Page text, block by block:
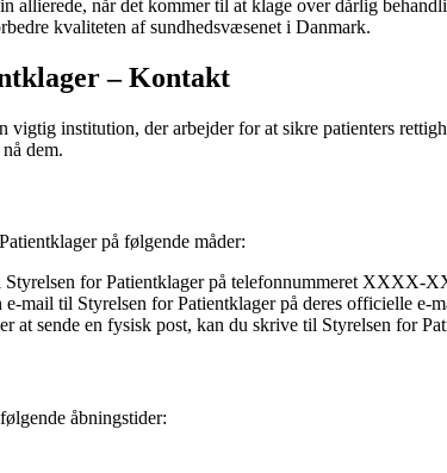
allierede, når det kommer til at klage over dårlig
kvaliteten af sundhedsvæsenet i Danmark.
– Kontakt
vigtig institution, der arbejder for at sikre patienters
dem.
på følgende måder:
for Patientklager på telefonnummeret XXXX-
e-mail til Styrelsen for Patientklager på deres officielle
at sende en fysisk post, kan du skrive til Styrelsen for
åbningstider: